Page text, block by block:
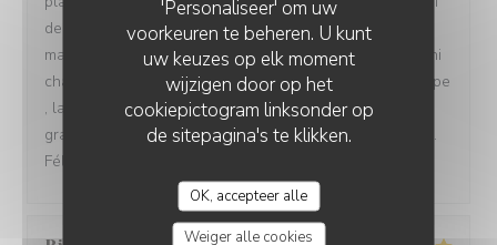
'Personaliseer' om uw
voorkeuren te beheren. U kunt
uw keuzes op elk moment
wijzigen door op het
cookiepictogram linksonder op
de sitepagina's te klikken.
OK, accepteer alle
Weiger alle cookies
des yeux qui annonce une variété de textures.. Le
magnifique vert près de la gelée dorée ( seiche), les mini
champignons ocre jaune à coté du rouge foncé du poulpe
, la présentation délicate de la pêche melba, ds son
granité à la rose.un délice pour les yeux et les papilles..
Félicitations